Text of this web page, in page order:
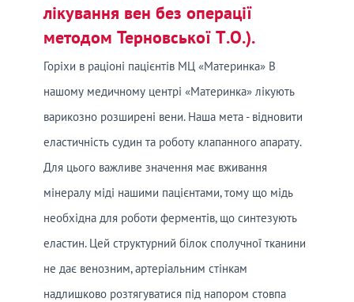
лікування вен без операції
методом Терновської Т.О.).
Горіхи в раціоні пацієнтів МЦ «Материнка» В
нашому медичному центрі «Материнка» лікують
варикозно розширені вени. Наша мета - відновити
еластичність судин та роботу клапанного апарату.
Для цього важливе значення має вживання
мінералу міді нашими пацієнтами, тому що мідь
необхідна для роботи ферментів, що синтезують
еластин. Цей структурний білок сполучної тканини
не дає венозним, артеріальним стінкам
надлишково розтягуватися під напором стовпа